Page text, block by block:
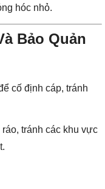
hóc nhỏ.
Bảo Quản
cố định cáp, tránh
tránh các khu vực